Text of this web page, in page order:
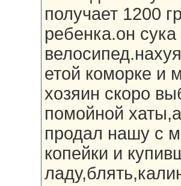
получает 1200
ребенка.он
етой коморке и
хозяин скоро
помойной
продал нашу с
копейки и